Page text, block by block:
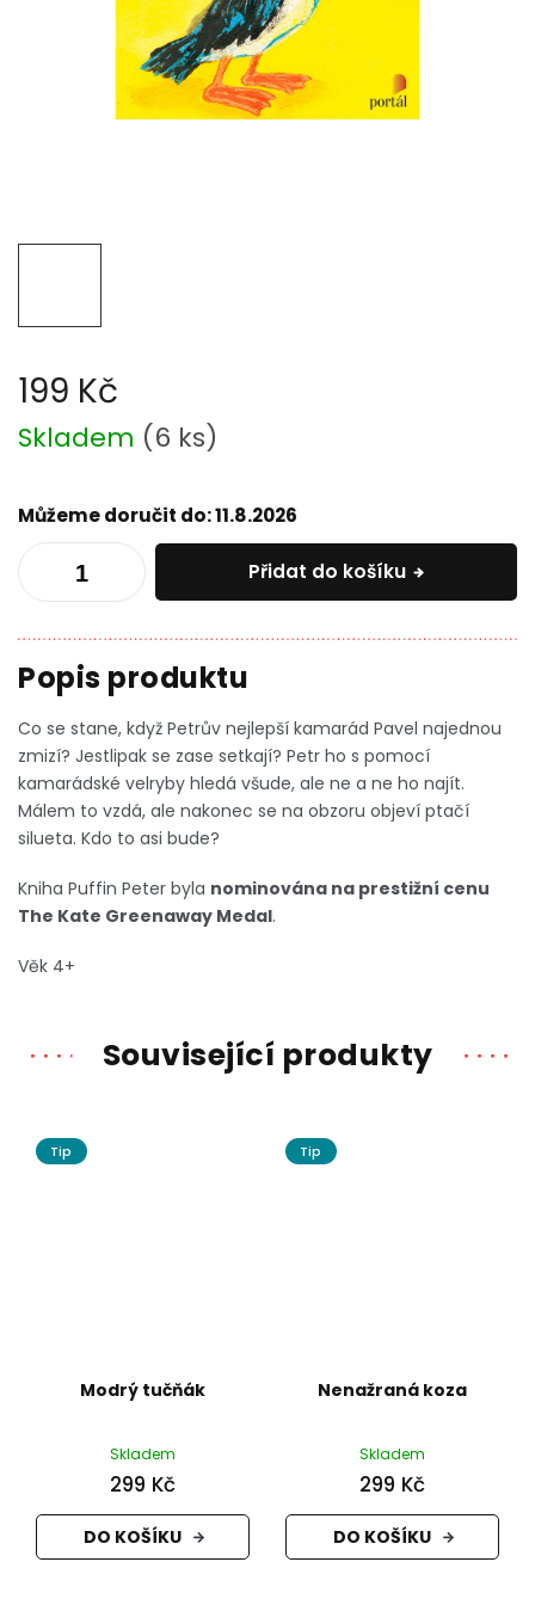
199 Kč
Měrná
cena:
Skladem (6 ks)
Můžeme doručit do:11.8.2026
Přidat do košíku
Co se stane, když Petrův nejlepší kamarád Pavel najednou
zmizí? Jestlipak se zase setkají? Petr ho s pomocí
kamarádské velryby hledá všude, ale ne a ne ho najít.
Málem to vzdá, ale nakonec se na obzoru objeví ptačí
silueta. Kdo to asi bude?
Kniha Puffin Peter byla nominována na prestižní cenu
The Kate Greenaway Medal.
Věk 4+
Související produkty
Tip
Modrý tučňák
Skladem
299 Kč
DO KOŠÍKU
Tip
Nenažraná koza
Skladem
299 Kč
DO KOŠÍKU